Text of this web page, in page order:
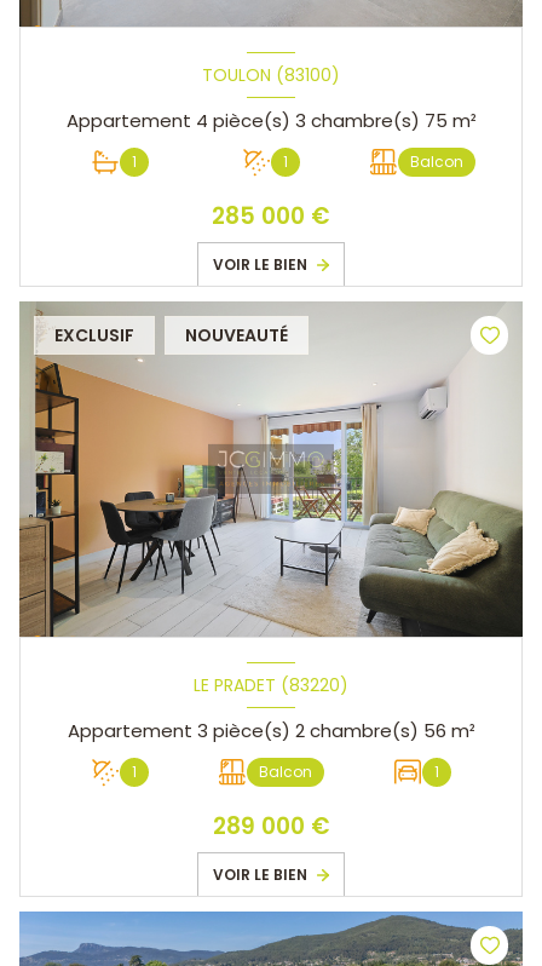
TOULON (83100)
Appartement 4 pièce(s) 3 chambre(s) 75 m²
1 1 Balcon
285 000 €
VOIR LE BIEN
EXCLUSIF NOUVEAUTÉ
LE PRADET (83220)
Appartement 3 pièce(s) 2 chambre(s) 56 m²
1 Balcon 1
289 000 €
VOIR LE BIEN